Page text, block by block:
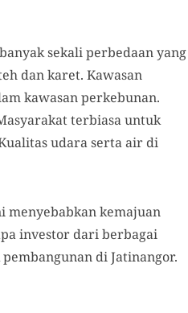
sekali perbedaan yang
dan karet. Kawasan
kawasan perkebunan.
terbiasa untuk
udara serta air di
menyebabkan kemajuan
investor dari berbagai
di Jatinangor.